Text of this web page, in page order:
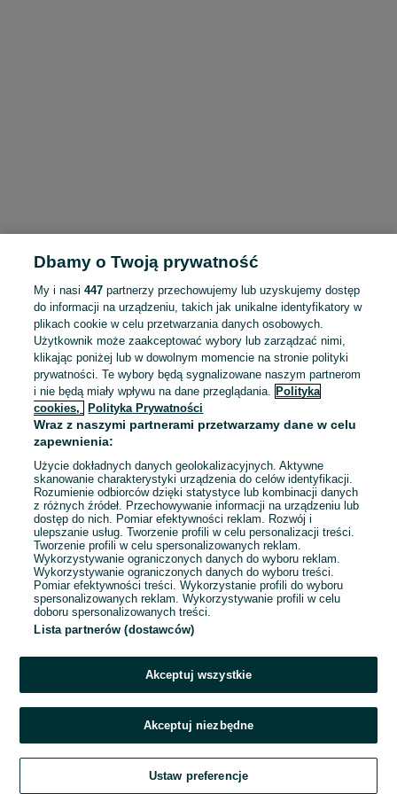
To ogłoszenie nie jest już dostępne
Przejdź na stronę główną
Dbamy o Twoją prywatność
My i nasi447 partnerzy przechowujemy lub uzyskujemy dostęp
do informacji na urządzeniu, takich jak unikalne identyfikatory w
plikach cookie w celu przetwarzania danych osobowych.
Użytkownik może zaakceptować wybory lub zarządzać nimi,
klikając poniżej lub w dowolnym momencie na stronie polityki
prywatności. Te wybory będą sygnalizowane naszym partnerom
i nie będą miały wpływu na dane przeglądania. Polityka
cookies,
Polityka Prywatności
Wraz z naszymi partnerami przetwarzamy dane w celu
zapewnienia:
Użycie dokładnych danych geolokalizacyjnych. Aktywne
skanowanie charakterystyki urządzenia do celów identyfikacji.
Rozumienie odbiorców dzięki statystyce lub kombinacji danych
z różnych źródeł. Przechowywanie informacji na urządzeniu lub
dostęp do nich. Pomiar efektywności reklam. Rozwój i
ulepszanie usług. Tworzenie profili w celu personalizacji treści.
Tworzenie profili w celu spersonalizowanych reklam.
Wykorzystywanie ograniczonych danych do wyboru reklam.
Wykorzystywanie ograniczonych danych do wyboru treści.
Pomiar efektywności treści. Wykorzystanie profili do wyboru
spersonalizowanych reklam. Wykorzystywanie profili w celu
doboru spersonalizowanych treści.
Lista partnerów (dostawców)
Akceptuj wszystkie
Akceptuj niezbędne
Ustaw preferencje